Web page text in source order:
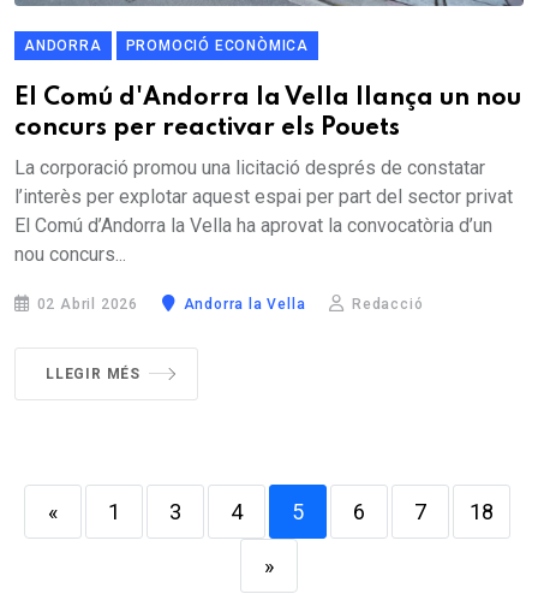
ANDORRA PROMOCIÓ ECONÒMICA
El Comú d'Andorra la Vella llança un nou
concurs per reactivar els Pouets
La corporació promou una licitació després de constatar
l’interès per explotar aquest espai per part del sector privat
El Comú d’Andorra la Vella ha aprovat la convocatòria d’un
nou concurs...
02 Abril 2026 Andorra la Vella Redacció
LLEGIR MÉS
« 1 3 4 5 6 7 18
»